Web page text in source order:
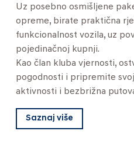
Uz posebno osmišljene
opreme, birate praktična
funkcionalnost vozila, uz
pojedinačnoj kupnji.
Kao član kluba vjernosti,
pogodnosti i pripremite
aktivnosti i bezbrižna
Saznaj više